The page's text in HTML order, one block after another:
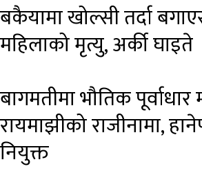
बकैयामा खोल्सी तर्दा
महिलाको मृत्यु, अर्की घाइते
बागमतीमा भौतिक पूर्वाधार
रायमाझीको राजीनामा,
नियुक्त